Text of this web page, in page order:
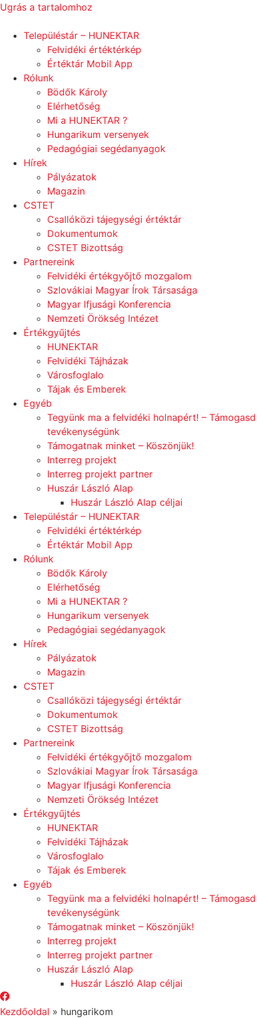
Ugrás a tartalomhoz
Településtár – HUNEKTAR
Felvidéki értéktérkép
Értéktár Mobil App
Rólunk
Bödők Károly
Elérhetőség
Mi a HUNEKTAR ?
Hungarikum versenyek
Pedagógiai segédanyagok
Hírek
Pályázatok
Magazin
CSTET
Csallóközi tájegységi értéktár
Dokumentumok
CSTET Bizottság
Partnereink
Felvidéki értékgyőjtő mozgalom
Szlovákiai Magyar Írok Társasága
Magyar Ifjusági Konferencia
Nemzeti Örökség Intézet
Értékgyűjtés
HUNEKTAR
Felvidéki Tájházak
Városfoglalo
Tájak és Emberek
Egyéb
Tegyünk ma a felvidéki holnapért! – Támogasd
tevékenységünk
Támogatnak minket – Köszönjük!
Interreg projekt
Interreg projekt partner
Huszár László Alap
Huszár László Alap céljai
Településtár – HUNEKTAR
Felvidéki értéktérkép
Értéktár Mobil App
Rólunk
Bödők Károly
Elérhetőség
Mi a HUNEKTAR ?
Hungarikum versenyek
Pedagógiai segédanyagok
Hírek
Pályázatok
Magazin
CSTET
Csallóközi tájegységi értéktár
Dokumentumok
CSTET Bizottság
Partnereink
Felvidéki értékgyőjtő mozgalom
Szlovákiai Magyar Írok Társasága
Magyar Ifjusági Konferencia
Nemzeti Örökség Intézet
Értékgyűjtés
HUNEKTAR
Felvidéki Tájházak
Városfoglalo
Tájak és Emberek
Egyéb
Tegyünk ma a felvidéki holnapért! – Támogasd
tevékenységünk
Támogatnak minket – Köszönjük!
Interreg projekt
Interreg projekt partner
Huszár László Alap
Huszár László Alap céljai
Kezdőoldal » hungarikom